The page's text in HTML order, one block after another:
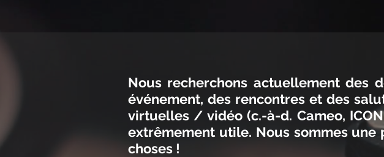
Nous recherchons actuellement des
événement, des rencontres et des
virtuelles / vidéo (c.-à-d. Cameo,
extrêmement utile. Nous sommes
choses !